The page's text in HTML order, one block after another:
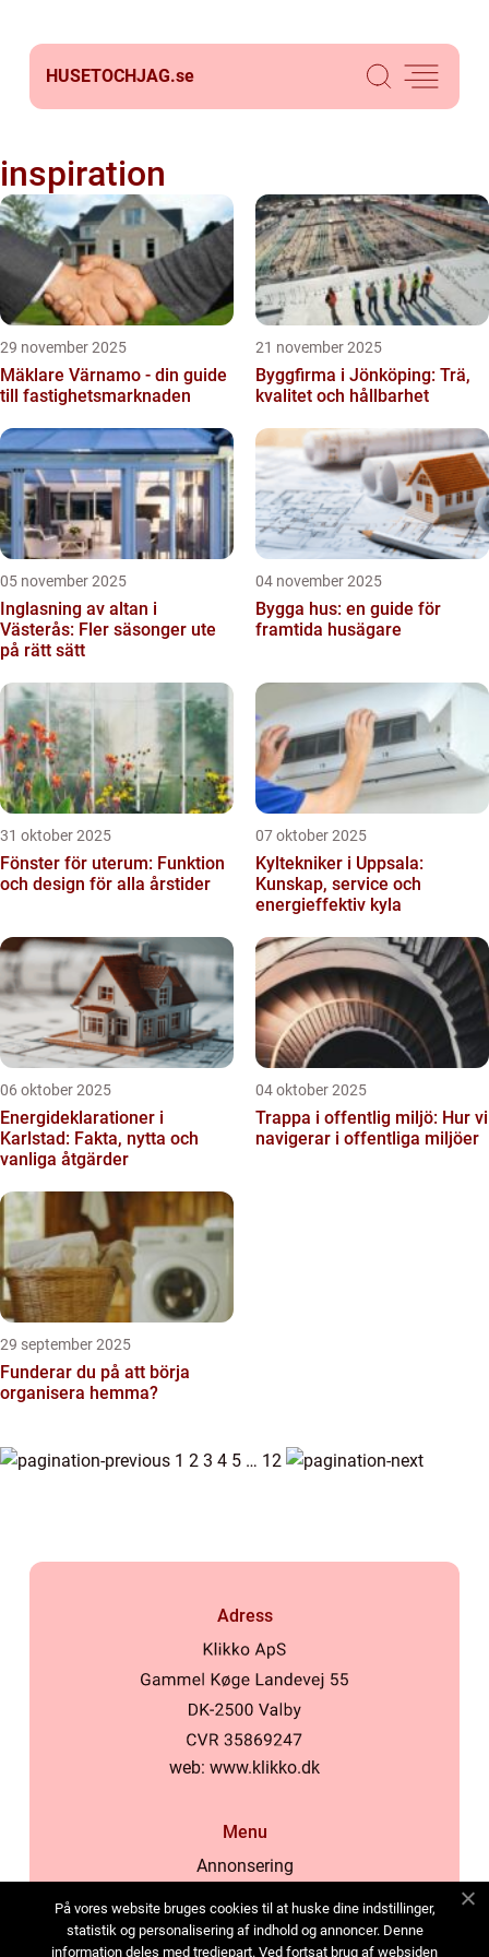
HUSETOCHJAG.se
inspiration
29 november 2025
Mäklare Värnamo - din guide
till fastighetsmarknaden
21 november 2025
Byggfirma i Jönköping: Trä,
kvalitet och hållbarhet
05 november 2025
Inglasning av altan i
Västerås: Fler säsonger ute
på rätt sätt
04 november 2025
Bygga hus: en guide för
framtida husägare
31 oktober 2025
Fönster för uterum: Funktion
och design för alla årstider
07 oktober 2025
Kyltekniker i Uppsala:
Kunskap, service och
energieffektiv kyla
06 oktober 2025
Energideklarationer i
Karlstad: Fakta, nytta och
vanliga åtgärder
04 oktober 2025
Trappa i offentlig miljö: Hur vi
navigerar i offentliga miljöer
29 september 2025
Funderar du på att börja
organisera hemma?
1 2 3 4 5 … 12
Adress
web: www.klikko.dk
Menu
Annonsering
Cookies
På vores website bruges cookies til at huske dine indstillinger,
statistik og personalisering af indhold og annoncer. Denne
information deles med tredjepart. Ved fortsat brug af websiden